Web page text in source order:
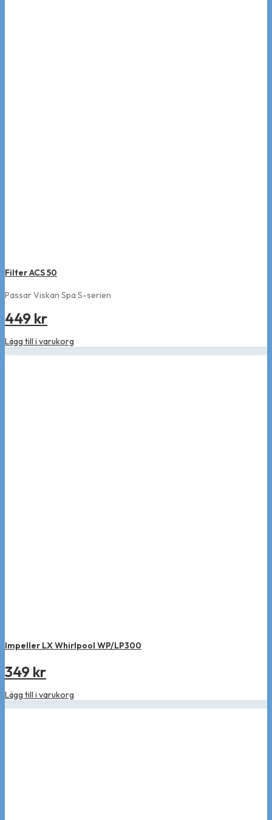
Filter ACS 50
Passar Viskan Spa S-serien
449 kr
Lägg till i varukorg
Impeller LX Whirlpool WP/LP300
349 kr
Lägg till i varukorg